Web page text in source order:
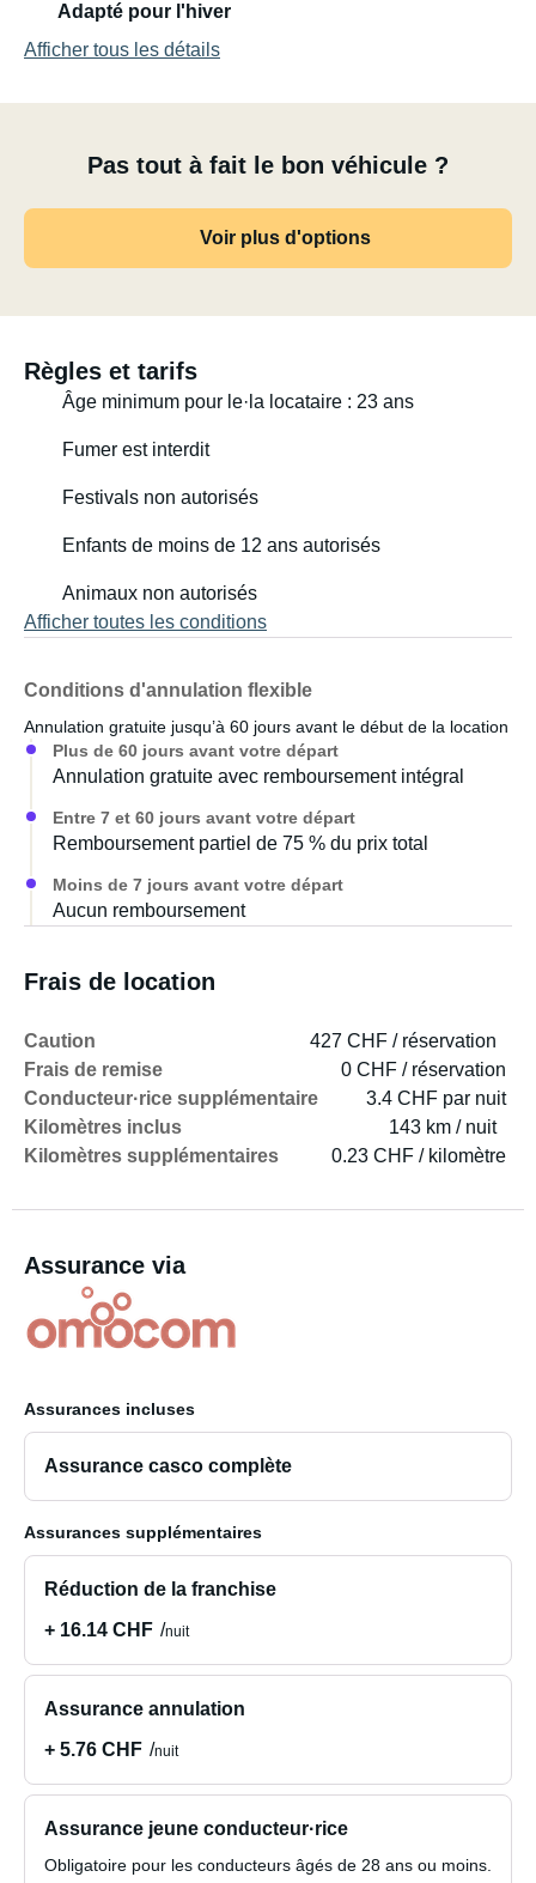
Adapté pour l'hiver
Afficher tous les détails
Pas tout à fait le bon véhicule ?
Voir plus d'options
Règles et tarifs
Âge minimum pour le·la locataire : 23 ans
Fumer est interdit
Festivals non autorisés
Enfants de moins de 12 ans autorisés
Animaux non autorisés
Afficher toutes les conditions
Conditions d'annulation flexible
Annulation gratuite jusqu’à 60 jours avant le début de la location
Plus de 60 jours avant votre départ
Annulation gratuite avec remboursement intégral
Entre 7 et 60 jours avant votre départ
Remboursement partiel de 75 % du prix total
Moins de 7 jours avant votre départ
Aucun remboursement
Frais de location
Caution
427 CHF / réservation
Frais de remise
0 CHF / réservation
Conducteur·rice supplémentaire
3.4 CHF par nuit
Kilomètres inclus
143 km / nuit
Kilomètres supplémentaires
0.23 CHF / kilomètre
Assurance via
Assurances incluses
Assurance casco complète
Assurances supplémentaires
Réduction de la franchise
+ 16.14 CHF
nuit
Assurance annulation
+ 5.76 CHF
nuit
Assurance jeune conducteur·rice
Obligatoire pour les conducteurs âgés de 28 ans ou moins.